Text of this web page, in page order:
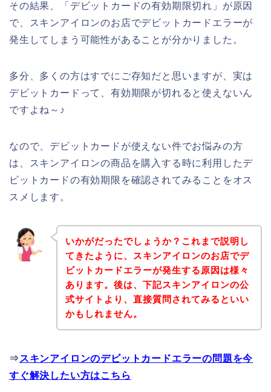
その結果、「デビットカードの有効期限切れ」が原因
で、スキンアイロンのお店でデビットカードエラーが
発生してしまう可能性があることが分かりました。
多分、多くの方はすでにご存知だと思いますが、実は
デビットカードって、有効期限が切れると使えないん
ですよね～♪
なので、デビットカードが使えない件でお悩みの方
は、スキンアイロンの商品を購入する時に利用したデ
ビットカードの有効期限を確認されてみることをオス
スメします。
いかがだったでしょうか？これまで説明し
てきたように、スキンアイロンのお店でデ
ビットカードエラーが発生する原因は様々
あります。後は、下記スキンアイロンの公
式サイトより、直接質問されてみるといい
かもしれません。
⇒ スキンアイロンのデビットカードエラーの問題を今
すぐ解決したい方はこちら